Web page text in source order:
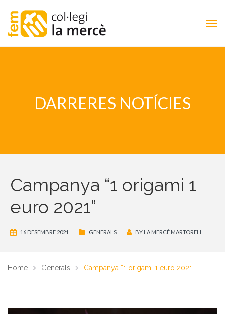
DARRERES NOTÍCIES
Campanya “1 origami 1
euro 2021”
16 DESEMBRE 2021 GENERALS BY LA MERCÈ MARTORELL
Home Generals Campanya “1 origami 1 euro 2021”